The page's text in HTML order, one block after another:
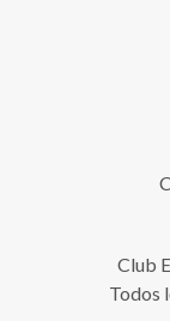
Club
Todos